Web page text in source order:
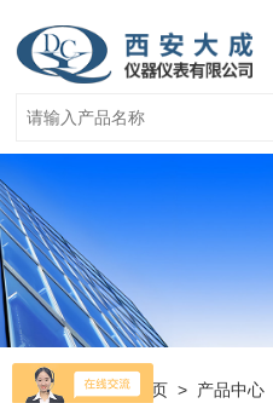
当前位置： 首页 > 产品中心